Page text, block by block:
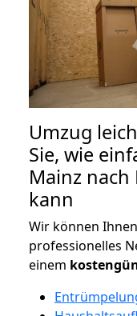
Umzug
Sie, wie
Mainz
kann
Wir können
professionelles
einem